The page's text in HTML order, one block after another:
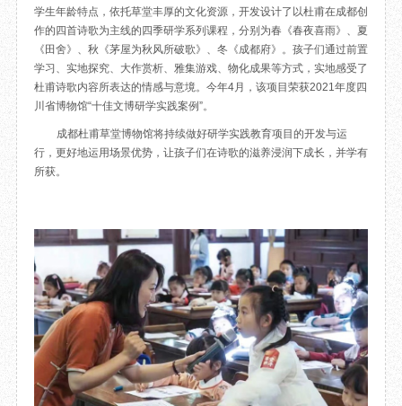
千诗碑
学生年龄特点，依托草堂丰厚的文化资源，开发设计了以杜甫在成都创
作的四首诗歌为主线的四季研学系列课程，分别为春《春夜喜雨》、夏
《田舍》、秋《茅屋为秋风所破歌》、冬《成都府》。孩子们通过前置
学习、实地探究、大作赏析、雅集游戏、物化成果等方式，实地感受了
杜甫诗歌内容所表达的情感与意境。今年4月，该项目荣获2021年度四
川省博物馆“十佳文博研学实践案例”。
成都杜甫草堂博物馆将持续做好研学实践教育项目的开发与运
行，更好地运用场景优势，让孩子们在诗歌的滋养浸润下成长，并学有
所获。